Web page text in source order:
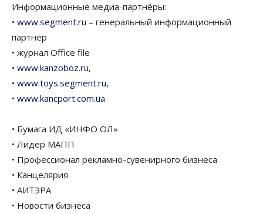
Информационные медиа-партнёры:
• www.segment.ru – генеральный информационный
партнёр
• журнал Office file
• www.kanzoboz.ru,
• www.toys.segment.ru,
• www.kancport.com.ua
• Бумага ИД «ИНФО ОЛ»
• Лидер МАПП
• Профессионал рекламно-сувенирного бизнеса
• Канцелярия
• АИТЭРА
• Новости бизнеса